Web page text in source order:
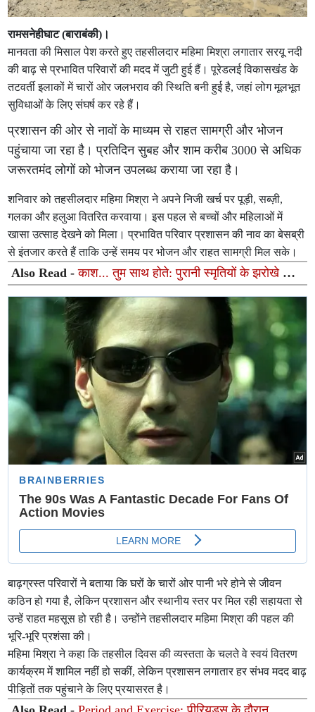
रामसनेहीघाट (बाराबंकी)।
मानवता की मिसाल पेश करते हुए तहसीलदार महिमा मिश्रा लगातार सरयू नदी
की बाढ़ से प्रभावित परिवारों की मदद में जुटी हुई हैं। पूरेडलई विकासखंड के
तटवर्ती इलाकों में चारों ओर जलभराव की स्थिति बनी हुई है, जहां लोग मूलभूत
सुविधाओं के लिए संघर्ष कर रहे हैं।
प्रशासन की ओर से नावों के माध्यम से राहत सामग्री और भोजन
पहुंचाया जा रहा है। प्रतिदिन सुबह और शाम करीब 3000 से अधिक
जरूरतमंद लोगों को भोजन उपलब्ध कराया जा रहा है।
शनिवार को तहसीलदार महिमा मिश्रा ने अपने निजी खर्च पर पूड़ी, सब्ज़ी,
गलका और हलुआ वितरित करवाया। इस पहल से बच्चों और महिलाओं में
खासा उत्साह देखने को मिला। प्रभावित परिवार प्रशासन की नाव का बेसब्री
से इंतजार करते हैं ताकि उन्हें समय पर भोजन और राहत सामग्री मिल सके।
Also Read -काश... तुम साथ होते: पुरानी स्मृतियों के झरोखे से
गूंजता एक अनकहा अहसास
बाढ़ग्रस्त परिवारों ने बताया कि घरों के चारों ओर पानी भरे होने से जीवन
कठिन हो गया है, लेकिन प्रशासन और स्थानीय स्तर पर मिल रही सहायता से
उन्हें राहत महसूस हो रही है। उन्होंने तहसीलदार महिमा मिश्रा की पहल की
भूरि-भूरि प्रशंसा की।
महिमा मिश्रा ने कहा कि तहसील दिवस की व्यस्तता के चलते वे स्वयं वितरण
कार्यक्रम में शामिल नहीं हो सकीं, लेकिन प्रशासन लगातार हर संभव मदद बाढ़
पीड़ितों तक पहुंचाने के लिए प्रयासरत है।